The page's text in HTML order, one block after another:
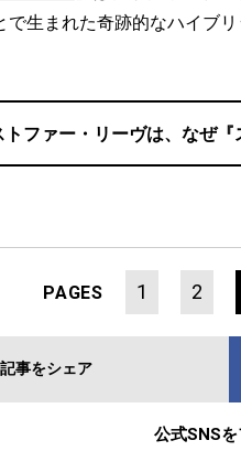
生まれた奇跡的なハイブリ
トファー・リーヴは、なぜ
PAGES 1 2
事をシェア
公式SNS